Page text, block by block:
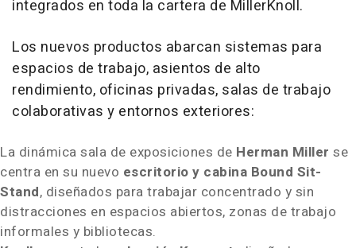
integrados en toda la cartera de MillerKnoll.
Los nuevos productos abarcan sistemas para
espacios de trabajo, asientos de alto
rendimiento, oficinas privadas, salas de trabajo
colaborativas y entornos exteriores:
La dinámica sala de exposiciones de Herman Miller se
centra en su nuevo escritorio y cabina Bound Sit-
Stand, diseñados para trabajar concentrado y sin
distracciones en espacios abiertos, zonas de trabajo
informales y bibliotecas.